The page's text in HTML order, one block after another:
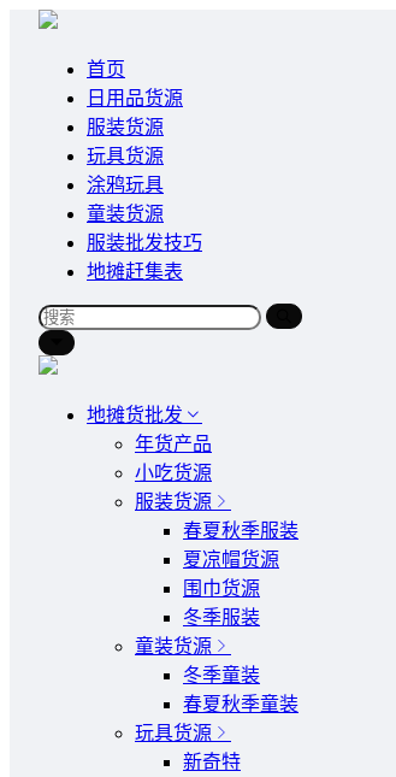
首页
日用品货源
服装货源
玩具货源
涂鸦玩具
童装货源
服装批发技巧
地摊赶集表
地摊货批发
年货产品
小吃货源
服装货源
春夏秋季服装
夏凉帽货源
围巾货源
冬季服装
童装货源
冬季童装
春夏秋季童装
玩具货源
新奇特